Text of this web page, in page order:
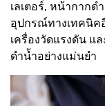
เลเตอร์, หน้ากาก
อุปกรณ์ทางเทคนิค
เครื่องวัดแรงดัน แ
ดำน้ำอย่างแม่นยำ